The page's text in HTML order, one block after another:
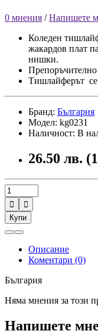
0 мнения /Напишете
Коледен
жакардов плат
нишки.
Препоръчително
Тишлайферът се
Бранд: България
Модел: kg0231
Наличност: В
26.50 лв.


Купи
Описание
Коментари (0)
България
Няма мнения за този
Напишете